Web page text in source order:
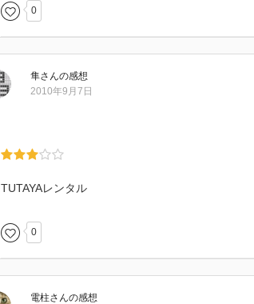
0
隼さんの感想
2010年9月7日
TUTAYAレンタル
0
電柱さんの感想